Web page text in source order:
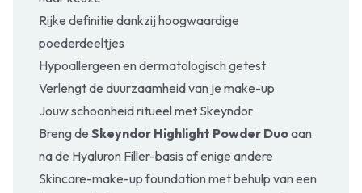
Rijke definitie dankzij hoogwaardige
poederdeeltjes
Hypoallergeen en dermatologisch getest
Verlengt de duurzaamheid van je make-up
Jouw schoonheid ritueel met Skeyndor
Breng de Skeyndor Highlight Powder Duoaan
na de Hyaluron Filler-basis of enige andere
Skincare-make-up foundation met behulp van een